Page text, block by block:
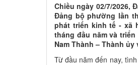
Chiều ngày 02/7/2026,
Đảng bộ phường lần
phát triển kinh tế - xã
tháng đầu năm và
Nam Thành – Thành
Từ đầu năm đến nay,